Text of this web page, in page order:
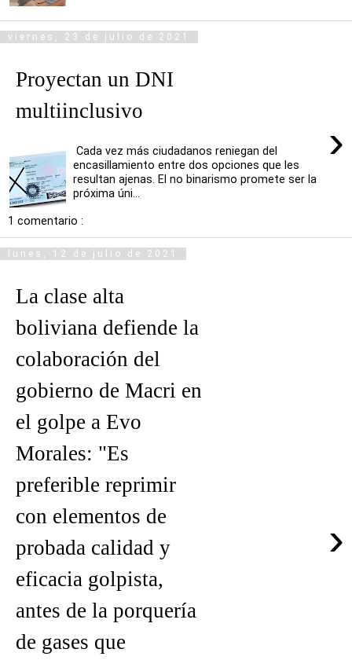
viernes, 23 de julio de 2021
Proyectan un DNI
multiinclusivo
›
Cada vez más ciudadanos reniegan del
encasillamiento entre dos opciones que les
resultan ajenas. El no binarismo promete ser la
próxima úni...
1 comentario :
lunes, 12 de julio de 2021
La clase alta
boliviana defiende la
colaboración del
gobierno de Macri en
el golpe a Evo
Morales: "Es
preferible reprimir
con elementos de
probada calidad y
eficacia golpista,
antes de la porquería
de gases que
›